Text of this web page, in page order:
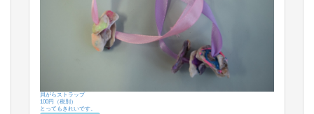
貝がらストラップ
100円（税別）
とってもきれいです。